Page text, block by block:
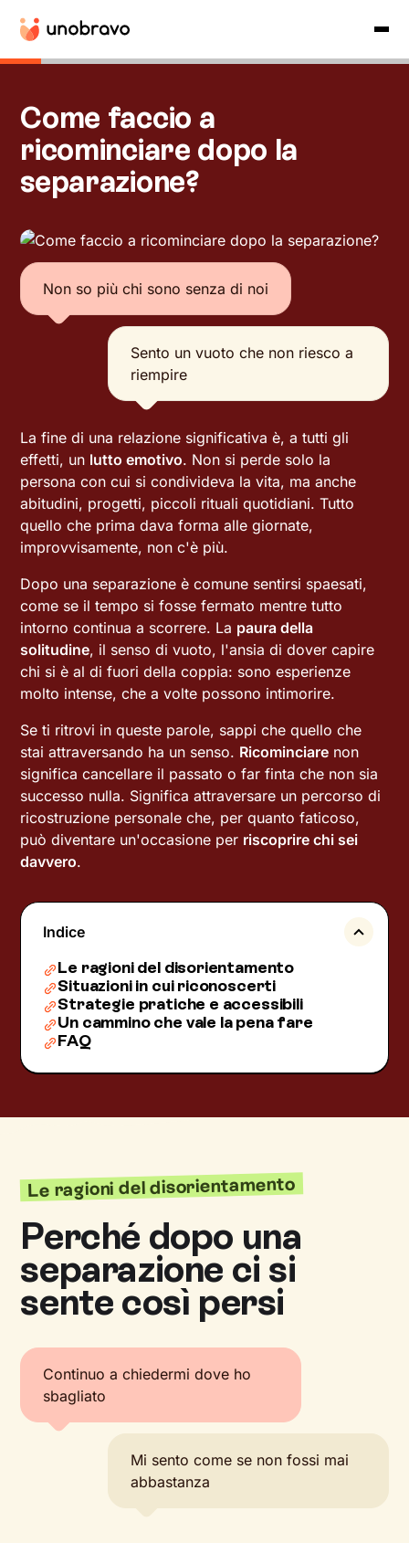
Come faccio a
ricominciare dopo la
separazione?
Non so più chi sono senza di noi
Sento un vuoto che non riesco a
riempire
La fine di una relazione significativa è, a tutti gli
effetti, un lutto emotivo. Non si perde solo la
persona con cui si condivideva la vita, ma anche
abitudini, progetti, piccoli rituali quotidiani. Tutto
quello che prima dava forma alle giornate,
improvvisamente, non c'è più.
Dopo una separazione è comune sentirsi spaesati,
come se il tempo si fosse fermato mentre tutto
intorno continua a scorrere. La paura della
solitudine, il senso di vuoto, l'ansia di dover capire
chi si è al di fuori della coppia: sono esperienze
molto intense, che a volte possono intimorire.
Se ti ritrovi in queste parole, sappi che quello che
stai attraversando ha un senso. Ricominciare non
significa cancellare il passato o far finta che non sia
successo nulla. Significa attraversare un percorso di
ricostruzione personale che, per quanto faticoso,
può diventare un'occasione per riscoprire chi sei
davvero.
Indice
Le ragioni del disorientamento
Situazioni in cui riconoscerti
Strategie pratiche e accessibili
Un cammino che vale la pena fare
FAQ
Le ragioni del disorientamento
Perché dopo una
separazione ci si
sente così persi
Continuo a chiedermi dove ho
sbagliato
Mi sento come se non fossi mai
abbastanza